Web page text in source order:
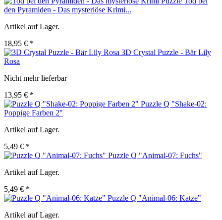
den Pyramiden - Das mysteriöse Krimi...
Artikel auf Lager.
18,95 € *
3D Crystal Puzzle - Bär Lily
Rosa
Nicht mehr lieferbar
13,95 € *
Puzzle Q "Shake-02:
Poppige Farben 2"
Artikel auf Lager.
5,49 € *
Puzzle Q "Animal-07: Fuchs"
Artikel auf Lager.
5,49 € *
Puzzle Q "Animal-06: Katze"
Artikel auf Lager.